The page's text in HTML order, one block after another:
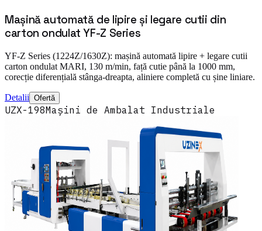
Mașină automată de lipire și legare cutii din
carton ondulat YF-Z Series
YF-Z Series (1224Z/1630Z): mașină automată lipire + legare cutii
carton ondulat MARI, 130 m/min, față cutie până la 1000 mm,
corecție diferențială stânga-dreapta, aliniere completă cu șine liniare.
Detalii Ofertă
UZX-198Mașini de Ambalat Industriale